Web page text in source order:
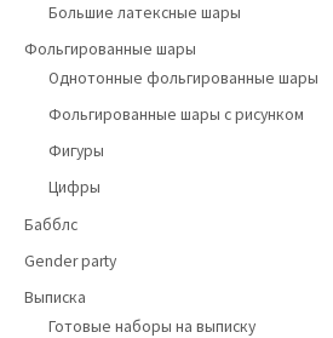
Большие латексные шары
Фольгированные шары
Однотонные фольгированные шары
Фольгированные шары с рисунком
Фигуры
Цифры
Бабблс
Gender party
Выписка
Готовые наборы на выписку